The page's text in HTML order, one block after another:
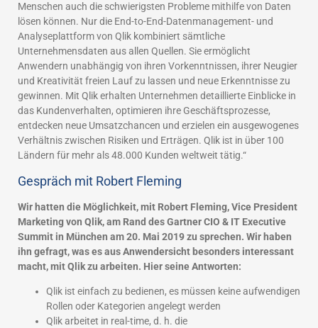
Menschen auch die schwierigsten Probleme mithilfe von Daten
lösen können. Nur die End-to-End-Datenmanagement- und
Analyseplattform von Qlik kombiniert sämtliche
Unternehmensdaten aus allen Quellen. Sie ermöglicht
Anwendern unabhängig von ihren Vorkenntnissen, ihrer Neugier
und Kreativität freien Lauf zu lassen und neue Erkenntnisse zu
gewinnen. Mit Qlik erhalten Unternehmen detaillierte Einblicke in
das Kundenverhalten, optimieren ihre Geschäftsprozesse,
entdecken neue Umsatzchancen und erzielen ein ausgewogenes
Verhältnis zwischen Risiken und Erträgen. Qlik ist in über 100
Ländern für mehr als 48.000 Kunden weltweit tätig.“
Gespräch mit Robert Fleming
Wir hatten die Möglichkeit, mit Robert Fleming, Vice President
Marketing von Qlik, am Rand des Gartner CIO & IT Executive
Summit in München am 20. Mai 2019 zu sprechen. Wir haben
ihn gefragt, was es aus Anwendersicht besonders interessant
macht, mit Qlik zu arbeiten. Hier seine Antworten:
Qlik ist einfach zu bedienen, es müssen keine aufwendigen
Rollen oder Kategorien angelegt werden
Qlik arbeitet in real-time, d. h. die